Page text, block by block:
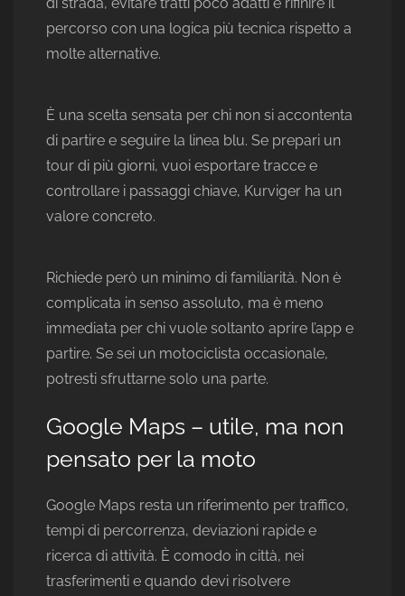
percorso con una logica più tecnica rispetto a
molte alternative.
È una scelta sensata per chi non si accontenta
di partire e seguire la linea blu. Se prepari un
tour di più giorni, vuoi esportare tracce e
controllare i passaggi chiave, Kurviger ha un
valore concreto.
Richiede però un minimo di familiarità. Non è
complicata in senso assoluto, ma è meno
immediata per chi vuole soltanto aprire l’app e
partire. Se sei un motociclista occasionale,
potresti sfruttarne solo una parte.
Google Maps – utile, ma non
pensato per la moto
Google Maps resta un riferimento per traffico,
tempi di percorrenza, deviazioni rapide e
ricerca di attività. È comodo in città, nei
trasferimenti e quando devi risolvere